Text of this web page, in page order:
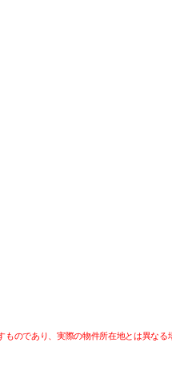
のであり、実際の物件所在地とは異なる